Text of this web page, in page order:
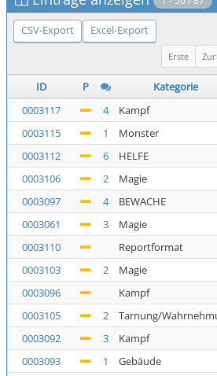
CSV-Export Excel-Export
Erste
ID P Kategorie
0003117
4 Kampf
0003115
1 Monster
0003112
6 HELFE
0003106
2 Magie
0003097
4 BEWACHE
0003061
3 Magie
0003110
Reportformat
0003103
2 Magie
0003096
Kampf
0003105
2 Tarnung/
0003092
3 Kampf
0003093
1 Gebäude